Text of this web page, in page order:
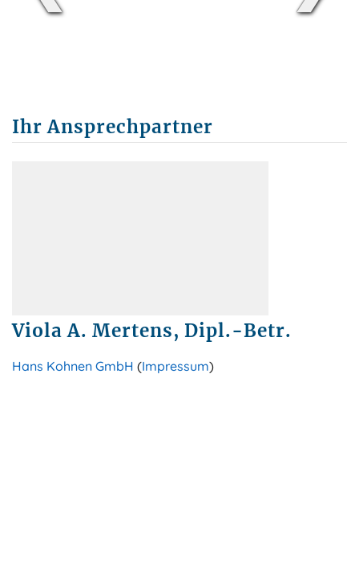
Ihr Ansprechpartner
Viola A. Mertens, Dipl.-Betr.
Hans Kohnen GmbH (Impressum)